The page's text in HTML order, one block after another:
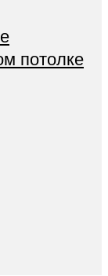
потолке